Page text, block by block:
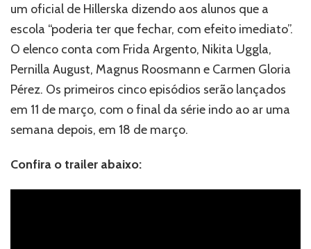
um oficial de Hillerska dizendo aos alunos que a
escola “poderia ter que fechar, com efeito imediato”.
O elenco conta com Frida Argento, Nikita Uggla,
Pernilla August, Magnus Roosmann e Carmen Gloria
Pérez. Os primeiros cinco episódios serão lançados
em 11 de março, com o final da série indo ao ar uma
semana depois, em 18 de março.
Confira o trailer abaixo: